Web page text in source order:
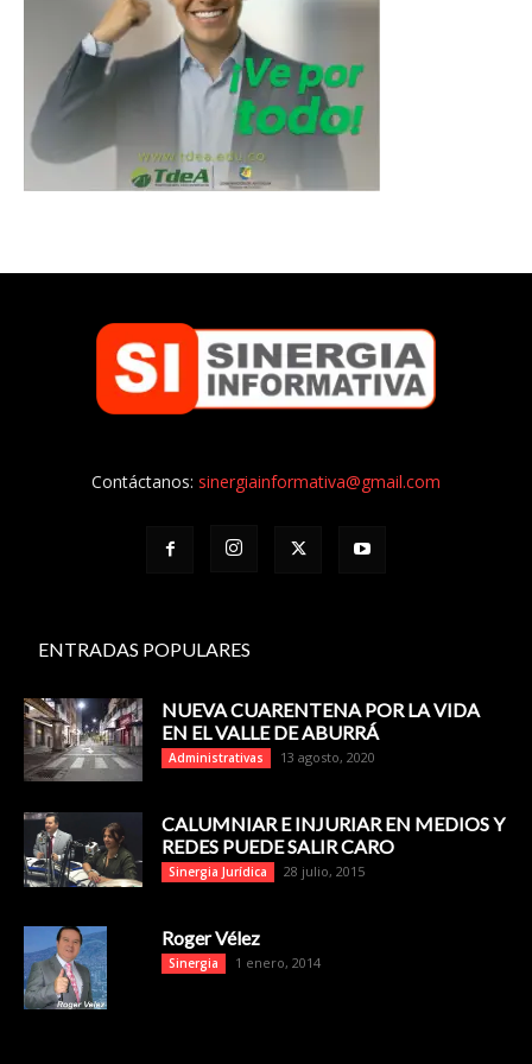
Contáctanos: sinergiainformativa@gmail.com
ENTRADAS POPULARES
NUEVA CUARENTENA POR LA VIDA
EN EL VALLE DE ABURRÁ
Administrativas 13 agosto, 2020
CALUMNIAR E INJURIAR EN MEDIOS Y
REDES PUEDE SALIR CARO
Sinergia Jurídica 28 julio, 2015
Roger Vélez
Sinergia 1 enero, 2014